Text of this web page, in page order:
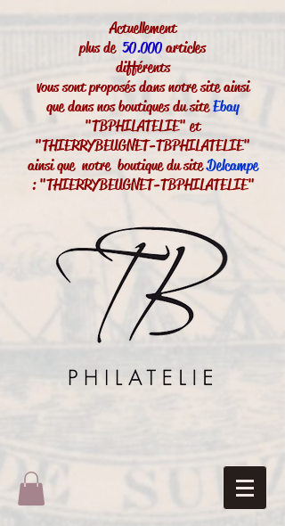
Actuellement
plus de50.000articles
différents
vous sont proposés dans notre site ainsi
que dans nos boutiques du siteEbay
"TBPHILATELIE" et
"THIERRYBEUGNET-TBPHILATELIE"
ainsi que notre boutique du siteDelcampe
: "THIERRYBEUGNET-TBPHILATELIE"